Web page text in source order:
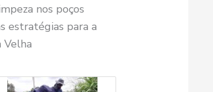
nos poços
estratégias para a
Velha